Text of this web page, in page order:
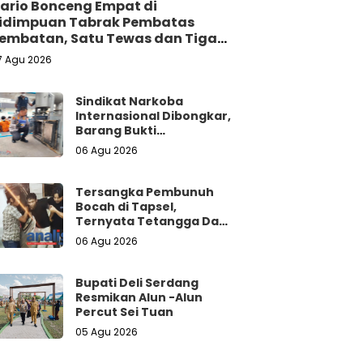
Bonceng Empat di
Tabrak Pembatas
Satu Tewas dan Tiga
Agu 2026
Sindikat Narkoba
Internasional Dibongkar,
Barang Bukti
Dimusnahkan
06 Agu 2026
Tersangka Pembunuh
Bocah di Tapsel,
Ternyata Tetangga Dan
Sempat Ikut
Mengevakuasi Korban
06 Agu 2026
Bupati Deli Serdang
Resmikan Alun -Alun
Percut Sei Tuan
05 Agu 2026